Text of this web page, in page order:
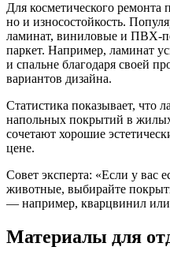
Для косметического ремонта
но и износостойкость.
ламинат, виниловые и ПВХ-
паркет. Например, ламинат
и спальне благодаря своей
вариантов дизайна.
Статистика показывает, что
напольных покрытий в
сочетают хорошие
цене.
Совет эксперта: «Если у вас
животные, выбирайте
— например, кварцвинил или
Материалы для